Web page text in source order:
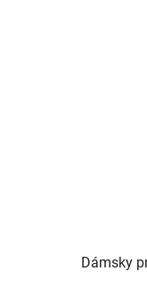
Dámsky